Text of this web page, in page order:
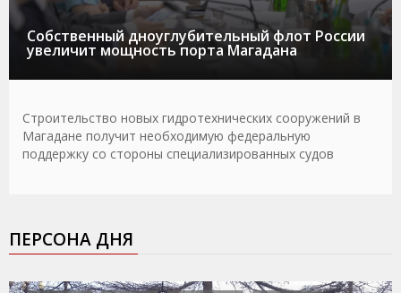
Собственный дноуглубительный флот России
увеличит мощность порта Магадана
Строительство новых гидротехнических сооружений в
Магадане получит необходимую федеральную
поддержку со стороны специализированных судов
ПЕРСОНА ДНЯ